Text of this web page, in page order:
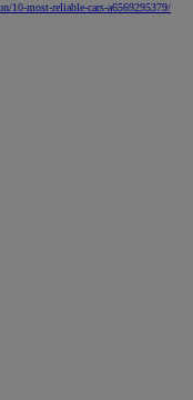
10-most-reliable-cars-a6569295379/